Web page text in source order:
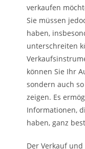
verkaufen
Sie müssen
haben,
unterschreiten
können Sie Ihr
sondern auch
zeigen. Es
Informationen,
haben, ganz
Der Verkauf